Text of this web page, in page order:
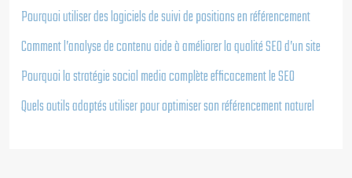
Pourquoi utiliser des logiciels de suivi de positions en référencement
Comment l’analyse de contenu aide à améliorer la qualité SEO d’un site
Pourquoi la stratégie social media complète efficacement le SEO
Quels outils adaptés utiliser pour optimiser son référencement naturel